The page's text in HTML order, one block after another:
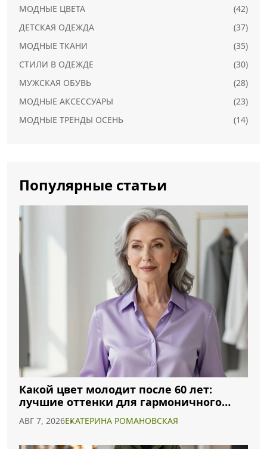
МОДНЫЕ ЦВЕТА
(42)
ДЕТСКАЯ ОДЕЖДА
(37)
МОДНЫЕ ТКАНИ
(35)
СТИЛИ В ОДЕЖДЕ
(30)
МУЖСКАЯ ОБУВЬ
(28)
МОДНЫЕ АКСЕССУАРЫ
(23)
МОДНЫЕ ТРЕНДЫ ОСЕНЬ
(14)
Популярные статьи
Какой цвет молодит после 60 лет:
лучшие оттенки для гармоничного
АВГ 7, 2026ЕКАТЕРИНА РОМАНОВСКАЯ